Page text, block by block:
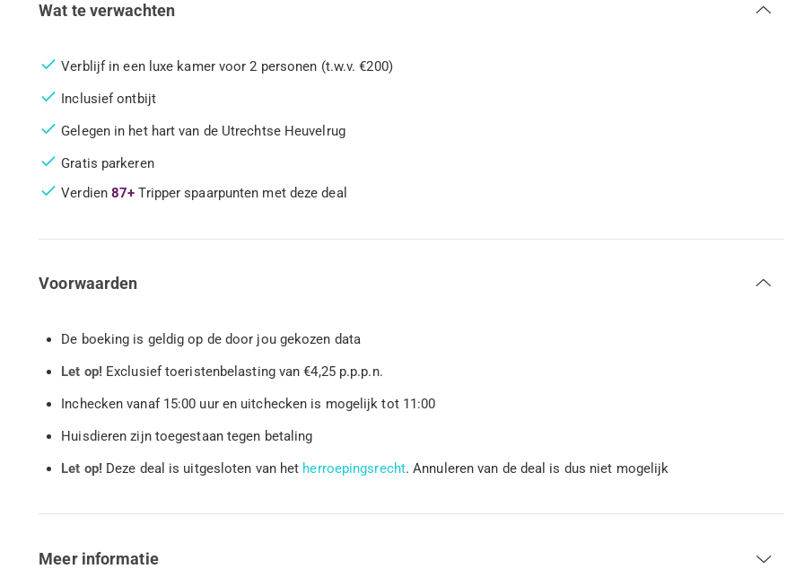
Wat te verwachten
Verblijf in een luxe kamer voor 2 personen (t.w.v. €200)
Inclusief ontbijt
Gelegen in het hart van de Utrechtse Heuvelrug
Gratis parkeren
Verdien87+ Tripper spaarpunten met deze deal
Voorwaarden
De boeking is geldig op de door jou gekozen data
Let op! Exclusief toeristenbelasting van €4,25 p.p.p.n.
Inchecken vanaf 15:00 uur en uitchecken is mogelijk tot 11:00
Huisdieren zijn toegestaan tegen betaling
Let op!Deze deal is uitgesloten van het herroepingsrecht. Annuleren van de deal is dus niet mogelijk
Meer informatie